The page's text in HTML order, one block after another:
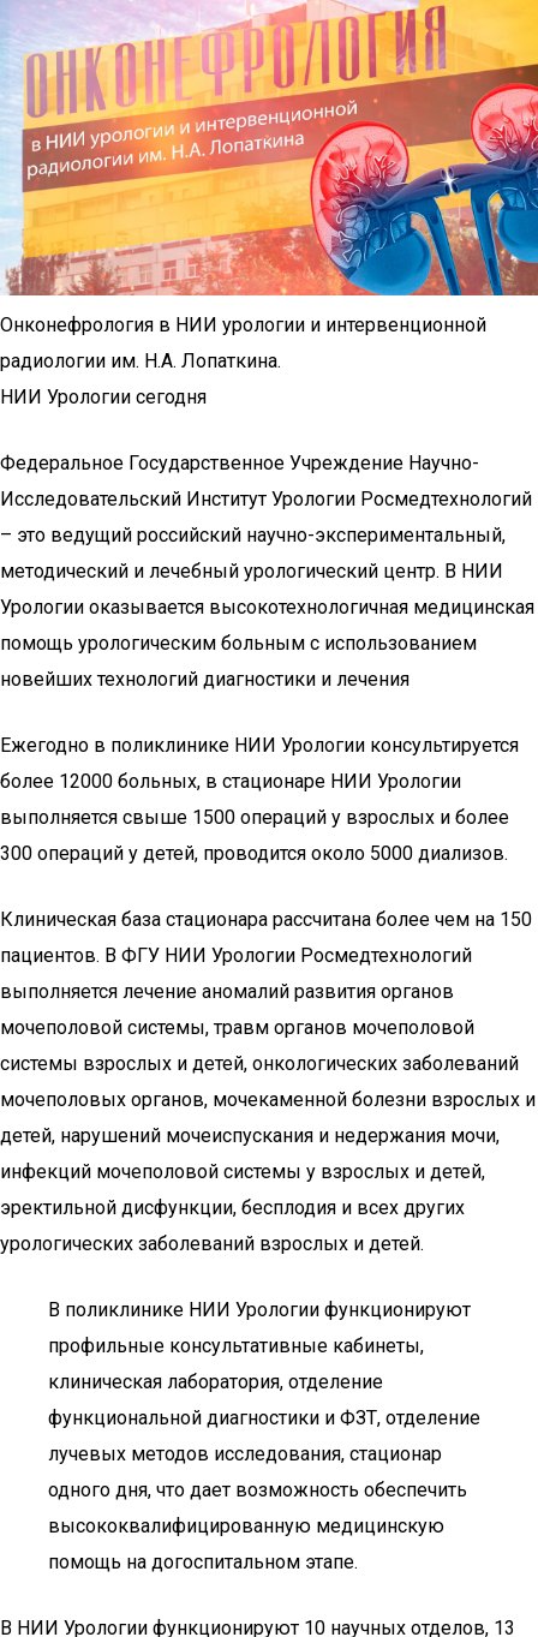
Онконефрология в НИИ урологии и интервенционной
радиологии им. Н.А. Лопаткина.
НИИ Урологии сегодня
Федеральное Государственное Учреждение Научно-
Исследовательский Институт Урологии Росмедтехнологий
– это ведущий российский научно-экспериментальный,
методический и лечебный урологический центр. В НИИ
Урологии оказывается высокотехнологичная медицинская
помощь урологическим больным с использованием
новейших технологий диагностики и лечения
Ежегодно в поликлинике НИИ Урологии консультируется
более 12000 больных, в стационаре НИИ Урологии
выполняется свыше 1500 операций у взрослых и более
300 операций у детей, проводится около 5000 диализов.
Клиническая база стационара рассчитана более чем на 150
пациентов. В ФГУ НИИ Урологии Росмедтехнологий
выполняется лечение аномалий развития органов
мочеполовой системы, травм органов мочеполовой
системы взрослых и детей, онкологических заболеваний
мочеполовых органов, мочекаменной болезни взрослых и
детей, нарушений мочеиспускания и недержания мочи,
инфекций мочеполовой системы у взрослых и детей,
эректильной дисфункции, бесплодия и всех других
урологических заболеваний взрослых и детей.
В поликлинике НИИ Урологии функционируют
профильные консультативные кабинеты,
клиническая лаборатория, отделение
функциональной диагностики и ФЗТ, отделение
лучевых методов исследования, стационар
одного дня, что дает возможность обеспечить
высококвалифицированную медицинскую
помощь на догоспитальном этапе.
В НИИ Урологии функционируют 10 научных отделов, 13